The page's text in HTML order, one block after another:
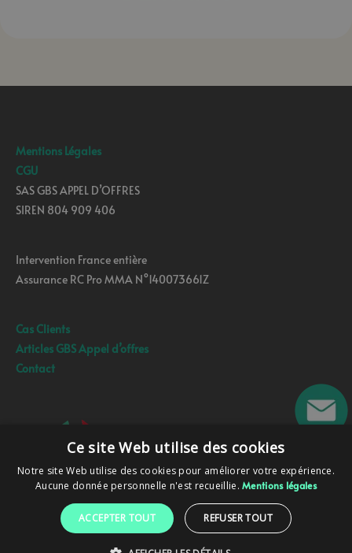
Mentions Légales
CGU
SAS GBS APPEL D’OFFRES
SIREN 804 909 406
Intervention France entière
Assurance RC Pro MMA N°140073661Z
Cas Clients
Articles GBS Appel d’offres
Contact
Ce site Web utilise des cookies
Notre site Web utilise des cookies pour améliorer votre expérience.
Aucune donnée personnelle n'est recueillie.Mentions légales
ACCEPTER TOUT REFUSER TOUT